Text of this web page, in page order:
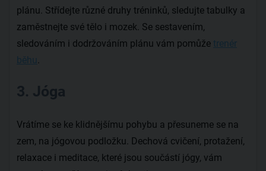
plánu. Střídejte různé druhy tréninků, sledujte tabulky a
zaměstnejte své tělo i mozek. Se sestavením,
sledováním i dodržováním plánu vám pomůže trenér
běhu
3. Jóga
Vrátíme se ke klidnějšímu pohybu a přesuneme se na
zem, na jógovou podložku. Dechová cvičení, protažení,
relaxace i meditace, které jsou součástí jógy, vám